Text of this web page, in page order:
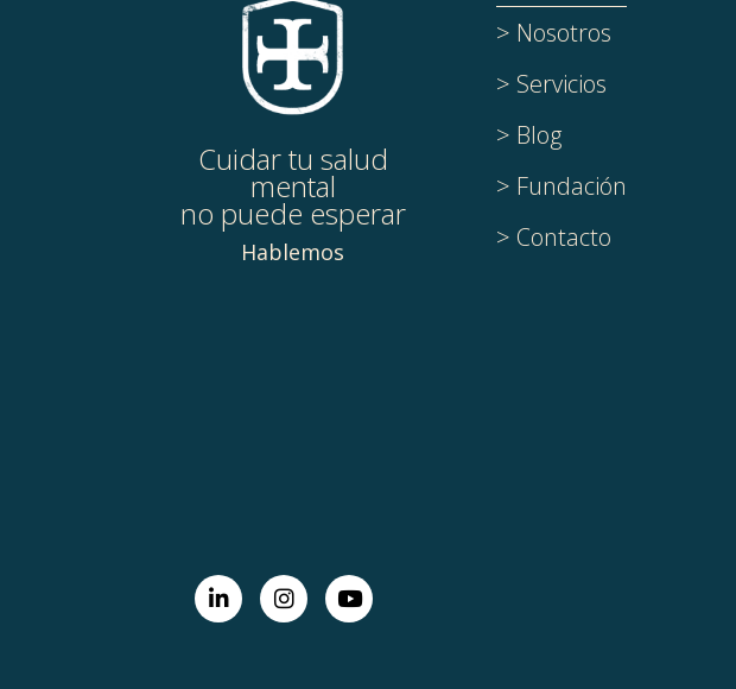
Cuidar tu salud
mental
no puede esperar
Hablemos
> Nosotros
> Servicios
> Blog
> Fundación
> Contacto